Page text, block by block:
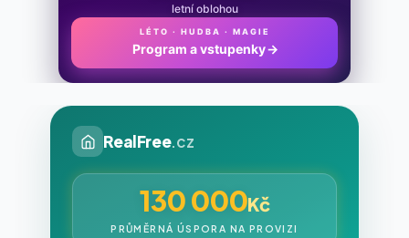
letní oblohou
LÉTO · HUDBA · MAGIE
Program a vstupenky→
RealFree.cz
130 000Kč
PRŮMĚRNÁ ÚSPORA NA PROVIZI